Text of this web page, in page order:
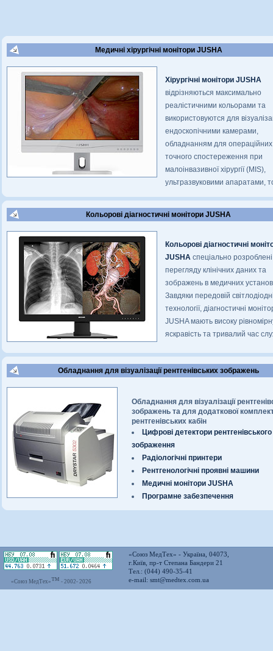
Медичні хірургічні монітори JUSHA
Хірургічні монітори JUSHA
відрізняються максимально
реалістичними кольорами та
використовуются для
ендоскопічними камерами,
обладнанням для
точного спостереження при
малоінвазивної хірургії (MIS),
ультразвуковими апаратами,
Кольорові діагностичні монітори JUSHA
Кольорові діагностичні
JUSHAспеціально
перегляду клінічних даних та
зображень в медичних
Завдяки передовій
технології, діагностичні
JUSHA мають високу
яскравість та тривалий час
Обладнання для візуалізації рентгенівських зображень
Обладнання для візуалізації
зображень та для додаткової
рентгенівських кабін
Цифрові детектори рентгенівського
зображення
Радіологічні принтери
Рентгенологічні проявні машини
Медичні монітори JUSHA
Програмне забезпечення
«Союз МедТех»™ - 2002- 2026
«Союз МедТех» - Україна, 04073,
г.Київ, пр-т Степана Бандери 21
Тел.: (044) 490-35-41
e-mail: smt@medtex.com.ua